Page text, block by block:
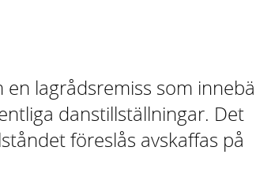
lagrådsremiss som
danstillställningar. Det
föreslås avskaffas på